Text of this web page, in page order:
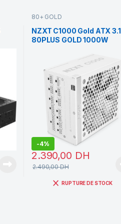
80+ GOLD
NZXT C1000 Gold ATX 3.1
80PLUS GOLD 1000W
-4%
2.390,00 DH
2.490,00DH
RUPTURE DE STOCK